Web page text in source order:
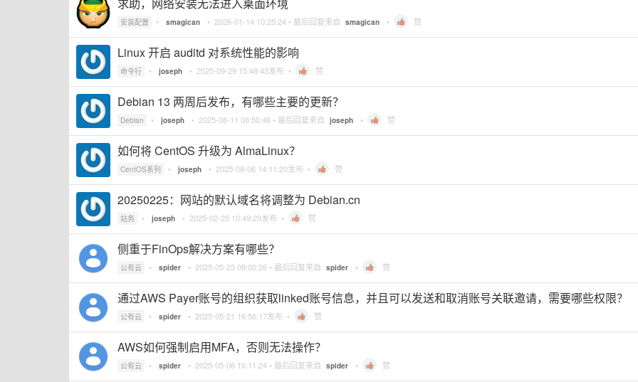
安装配置 • smagican • 2026-01-14 10:25:24 • 最后回复来自 smagican • 赞
Linux 开启 auditd 对系统性能的影响
命令行 • joseph • 2025-09-29 15:48:43发布 • 赞
Debian 13 两周后发布，有哪些主要的更新？
Debian • joseph • 2025-08-11 08:50:46 • 最后回复来自 joseph • 赞
如何将 CentOS 升级为 AlmaLinux？
CentOS系列 • joseph • 2025-08-06 14:11:20发布 • 赞
20250225：网站的默认域名将调整为 Debian.cn
站务 • joseph • 2025-02-25 10:49:29发布 • 赞
侧重于FinOps解决方案有哪些？
公有云 • spider • 2025-05-23 09:00:26 • 最后回复来自 spider • 赞
通过AWS Payer账号的组织获取linked账号信息，并且可以发送和取消账号关联邀请，需要哪些权限？
公有云 • spider • 2025-05-21 16:56:17发布 • 赞
AWS如何强制启用MFA，否则无法操作？
公有云 • spider • 2025-05-06 16:11:24 • 最后回复来自 spider • 赞